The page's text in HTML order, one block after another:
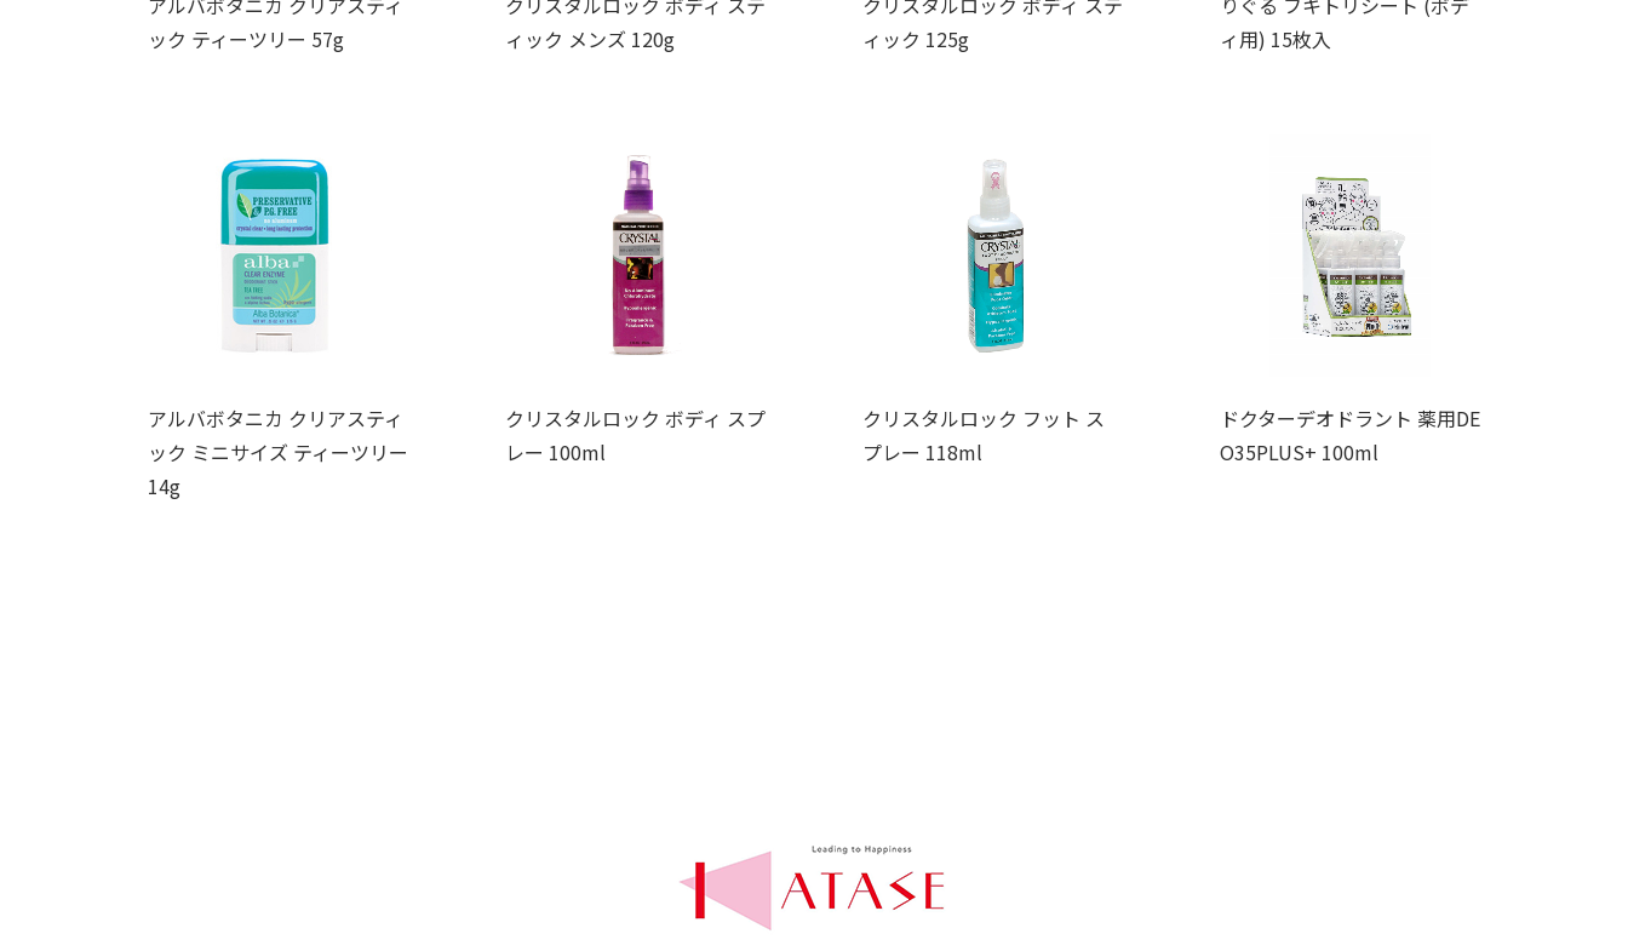
ック ティーツリー 57g
ィック メンズ 120g
ィック 125g
ィ用) 15枚入
アルバボタニカ クリアスティ
ック ミニサイズ ティーツリー
14g
クリスタルロック ボディ スプ
レー 100ml
クリスタルロック フット ス
プレー 118ml
ドクターデオドラント 薬用DE
O35PLUS+ 100ml